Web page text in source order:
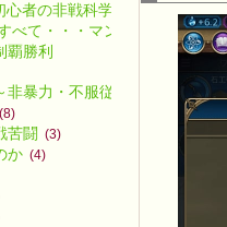
者の非戦科学勝利
べて・・・マンサ
覇勝利
暴力・不服従～
(8)
苦闘 (3)
か (4)